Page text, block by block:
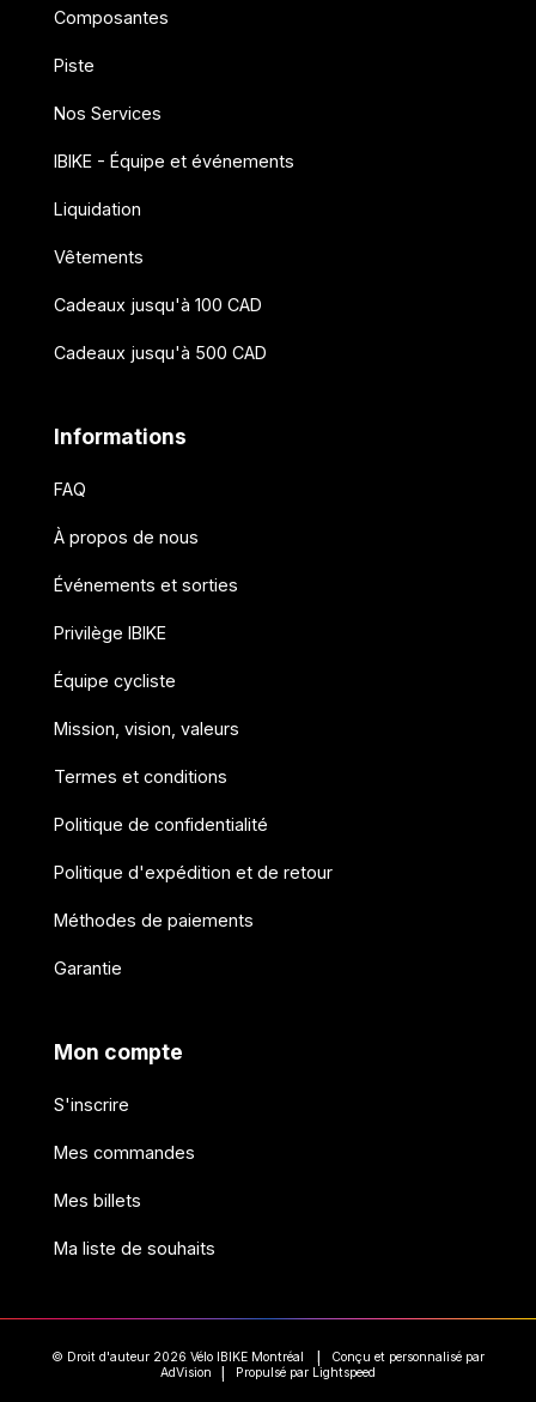
Composantes
Piste
Nos Services
IBIKE - Équipe et événements
Liquidation
Vêtements
Cadeaux jusqu'à 100 CAD
Cadeaux jusqu'à 500 CAD
Informations
FAQ
À propos de nous
Événements et sorties
Privilège IBIKE
Équipe cycliste
Mission, vision, valeurs
Termes et conditions
Politique de confidentialité
Politique d'expédition et de retour
Méthodes de paiements
Garantie
Mon compte
S'inscrire
Mes commandes
Mes billets
Ma liste de souhaits
© Droit d'auteur 2026 Vélo IBIKE Montréal
Conçu et personnalisé par
AdVision
Propulsé par Lightspeed